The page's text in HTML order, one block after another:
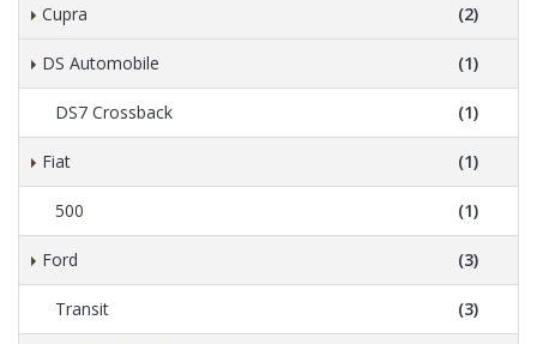
Cupra (2)
DS Automobile (1)
DS7 Crossback (1)
Fiat (1)
500 (1)
Ford (3)
Transit (3)